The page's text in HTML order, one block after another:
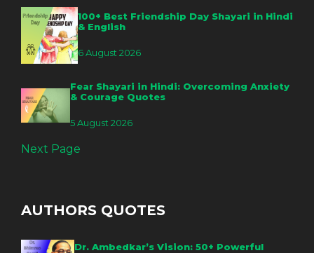
100+ Best Friendship Day Shayari in Hindi
& English
6 August 2026
Fear Shayari in Hindi: Overcoming Anxiety
& Courage Quotes
5 August 2026
Next Page
AUTHORS QUOTES
Dr. Ambedkar’s Vision: 50+ Powerful